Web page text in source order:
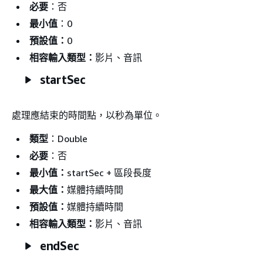
必要 ：否
最小值 ：0
預設值： 0
相容輸入類型： 影片、音訊
startSec
處理應結束的時間點，以秒為單位。
類型 ：Double
必要 ：否
最小值： startSec + 區段長度
最大值： 媒體持續時間
預設值： 媒體持續時間
相容輸入類型： 影片、音訊
endSec